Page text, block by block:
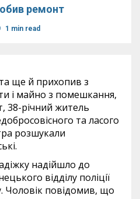
ремонт
1 min read
ще й прихопив з
і майно з помешкання,
38-річний житель
та ласого
розшукали
надійшло до
відділу поліції
Чоловік повідомив, що